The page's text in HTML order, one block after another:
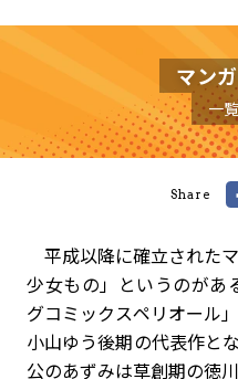
マン
一
Share
平成以降に確立された
少女もの」というのがあ
グコミックスペリオール
小山ゆう後期の代表作と
公のあずみは草創期の徳